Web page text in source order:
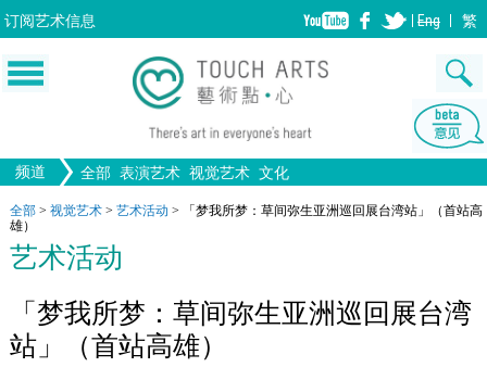
订阅艺术信息 Eng 繁
频道 全部 表演艺术 视觉艺术 文化
音乐 舞蹈
戏剧
歌剧/音乐剧
全部表演艺术
绘画 画图 版画
设计
工艺
生活 文物 全部文化
全部 > 视觉艺术 > 艺术活动 >
「梦我所梦：草间弥生亚洲巡回展台湾站」（首站高
雄）
艺术活动
「梦我所梦：草间弥生亚洲巡回展台湾
站」（首站高雄）